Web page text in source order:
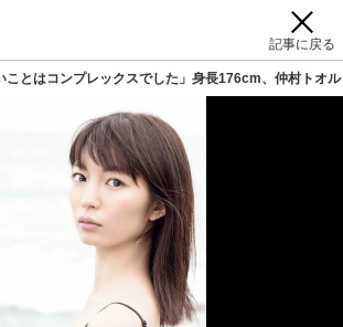
記事に戻る
ことはコンプレックスでした」身長176cm、仲村ト